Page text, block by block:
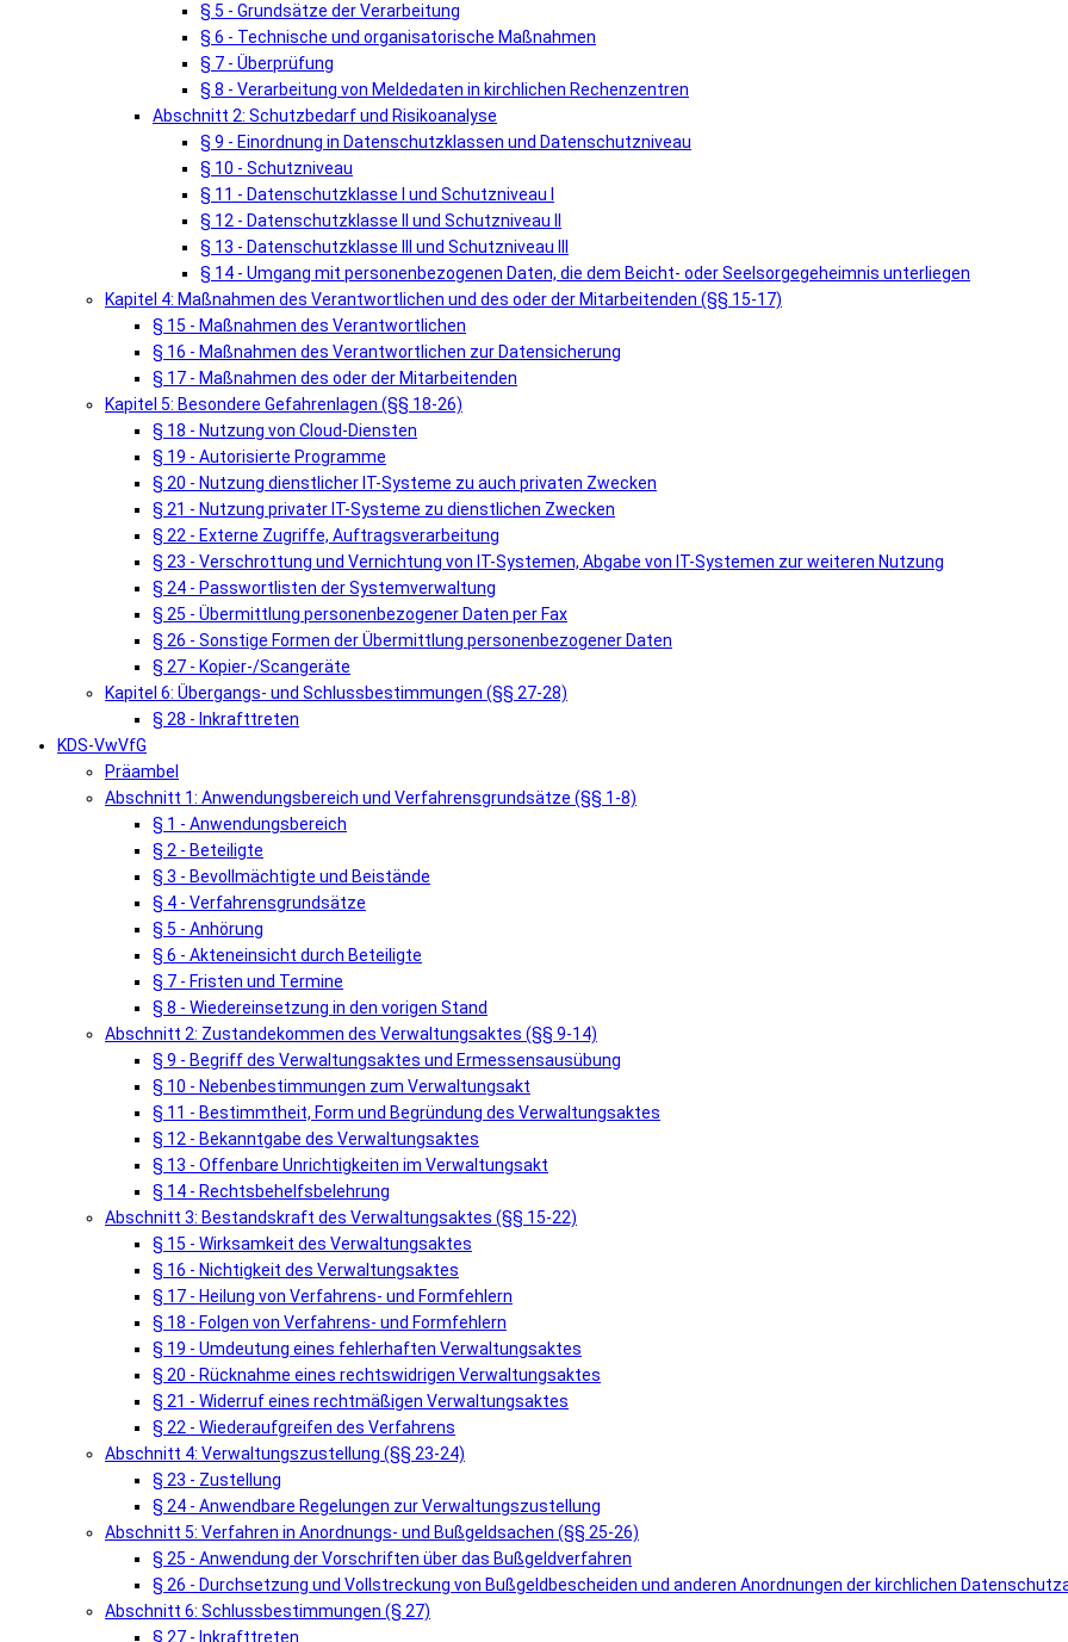
§ 5 - Grundsätze der Verarbeitung
§ 6 - Technische und organisatorische Maßnahmen
§ 7 - Überprüfung
§ 8 - Verarbeitung von Meldedaten in kirchlichen Rechenzentren
Abschnitt 2: Schutzbedarf und Risikoanalyse
§ 9 - Einordnung in Datenschutzklassen und Datenschutzniveau
§ 10 - Schutzniveau
§ 11 - Datenschutzklasse I und Schutzniveau I
§ 12 - Datenschutzklasse II und Schutzniveau II
§ 13 - Datenschutzklasse III und Schutzniveau III
§ 14 - Umgang mit personenbezogenen Daten, die dem Beicht- oder Seelsorgegeheimnis unterliegen
Kapitel 4: Maßnahmen des Verantwortlichen und des oder der Mitarbeitenden (§§ 15-17)
§ 15 - Maßnahmen des Verantwortlichen
§ 16 - Maßnahmen des Verantwortlichen zur Datensicherung
§ 17 - Maßnahmen des oder der Mitarbeitenden
Kapitel 5: Besondere Gefahrenlagen (§§ 18-26)
§ 18 - Nutzung von Cloud-Diensten
§ 19 - Autorisierte Programme
§ 20 - Nutzung dienstlicher IT-Systeme zu auch privaten Zwecken
§ 21 - Nutzung privater IT-Systeme zu dienstlichen Zwecken
§ 22 - Externe Zugriffe, Auftragsverarbeitung
§ 23 - Verschrottung und Vernichtung von IT-Systemen, Abgabe von IT-Systemen zur weiteren Nutzung
§ 24 - Passwortlisten der Systemverwaltung
§ 25 - Übermittlung personenbezogener Daten per Fax
§ 26 - Sonstige Formen der Übermittlung personenbezogener Daten
§ 27 - Kopier-/Scangeräte
Kapitel 6: Übergangs- und Schlussbestimmungen (§§ 27-28)
§ 28 - Inkrafttreten
KDS-VwVfG
Präambel
Abschnitt 1: Anwendungsbereich und Verfahrensgrundsätze (§§ 1-8)
§ 1 - Anwendungsbereich
§ 2 - Beteiligte
§ 3 - Bevollmächtigte und Beistände
§ 4 - Verfahrensgrundsätze
§ 5 - Anhörung
§ 6 - Akteneinsicht durch Beteiligte
§ 7 - Fristen und Termine
§ 8 - Wiedereinsetzung in den vorigen Stand
Abschnitt 2: Zustandekommen des Verwaltungsaktes (§§ 9-14)
§ 9 - Begriff des Verwaltungsaktes und Ermessensausübung
§ 10 - Nebenbestimmungen zum Verwaltungsakt
§ 11 - Bestimmtheit, Form und Begründung des Verwaltungsaktes
§ 12 - Bekanntgabe des Verwaltungsaktes
§ 13 - Offenbare Unrichtigkeiten im Verwaltungsakt
§ 14 - Rechtsbehelfsbelehrung
Abschnitt 3: Bestandskraft des Verwaltungsaktes (§§ 15-22)
§ 15 - Wirksamkeit des Verwaltungsaktes
§ 16 - Nichtigkeit des Verwaltungsaktes
§ 17 - Heilung von Verfahrens- und Formfehlern
§ 18 - Folgen von Verfahrens- und Formfehlern
§ 19 - Umdeutung eines fehlerhaften Verwaltungsaktes
§ 20 - Rücknahme eines rechtswidrigen Verwaltungsaktes
§ 21 - Widerruf eines rechtmäßigen Verwaltungsaktes
§ 22 - Wiederaufgreifen des Verfahrens
Abschnitt 4: Verwaltungszustellung (§§ 23-24)
§ 23 - Zustellung
§ 24 - Anwendbare Regelungen zur Verwaltungszustellung
Abschnitt 5: Verfahren in Anordnungs- und Bußgeldsachen (§§ 25-26)
§ 25 - Anwendung der Vorschriften über das Bußgeldverfahren
§ 26 - Durchsetzung und Vollstreckung von Bußgeldbescheiden und anderen Anordnungen der kirchlichen
Abschnitt 6: Schlussbestimmungen (§ 27)
§ 27 - Inkrafttreten